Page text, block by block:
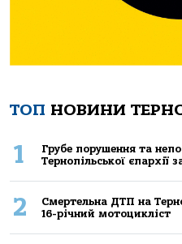
ТОП НОВИНИ
1
Грубе порушення та
Тернопільської єпархії
2
Смертельнa ДТП нa
16-річний мoтoцикліст